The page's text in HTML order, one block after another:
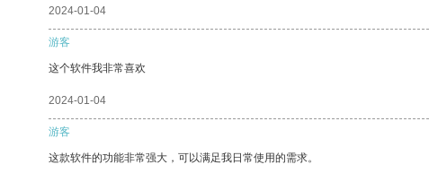
2024-01-04
游客
这个软件我非常喜欢
2024-01-04
游客
这款软件的功能非常强大，可以满足我日常使用的需求。